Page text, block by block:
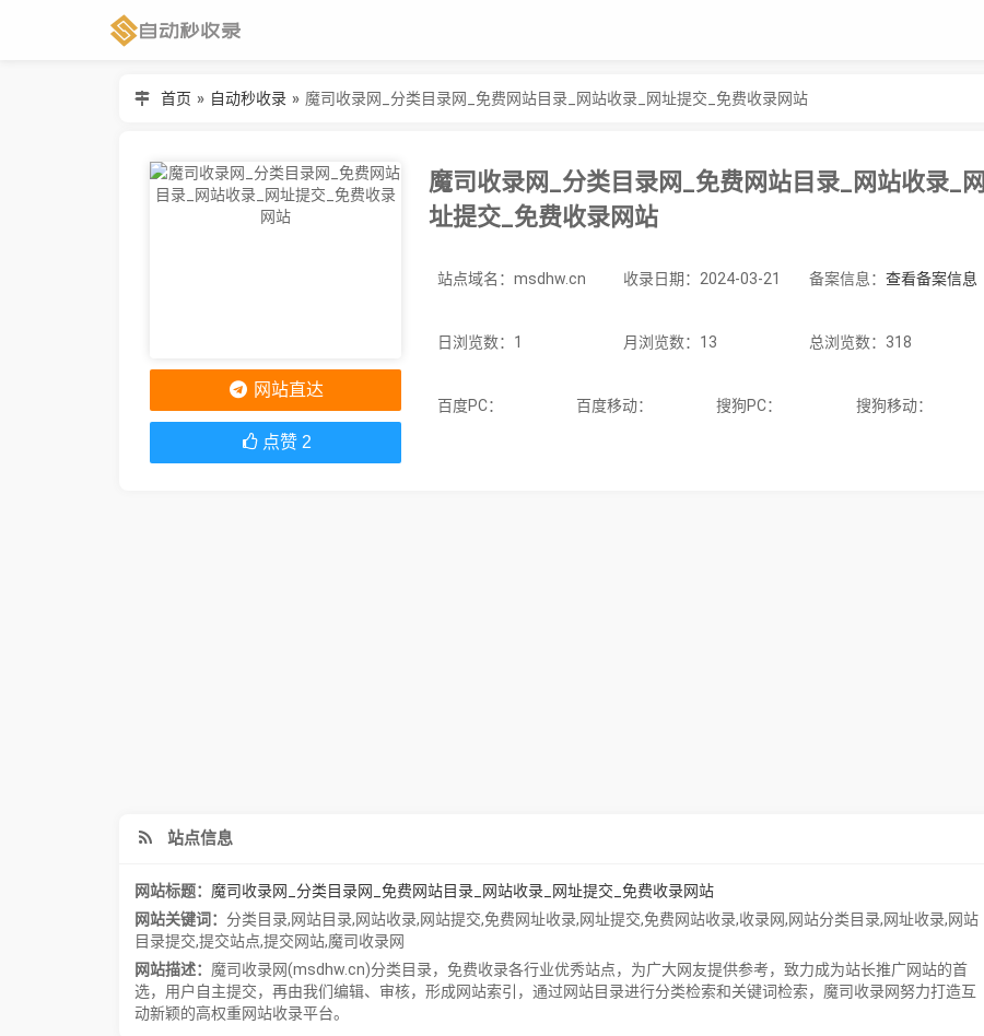
首页 » 自动秒收录 » 魔司收录网_分类目录网_免费网站目录_网站收录_网址提交_免费收录网站
魔司收录网_分类目录网_免费网站目录_网站收录_网
址提交_免费收录网站
站点域名：msdhw.cn 收录日期：2024-03-21 备案信息：查看备案信息
日浏览数：1 月浏览数：13 总浏览数：318
百度PC： 百度移动： 搜狗PC： 搜狗移动：
网站直达
点赞 2
站点信息
网站标题： 魔司收录网_分类目录网_免费网站目录_网站收录_网址提交_免费收录网站
网站关键词： 分类目录,网站目录,网站收录,网站提交,免费网址收录,网址提交,免费网站收录,收录网,网站分类目录,网址收录,网站
目录提交,提交站点,提交网站,魔司收录网
网站描述： 魔司收录网(msdhw.cn)分类目录，免费收录各行业优秀站点，为广大网友提供参考，致力成为站长推广网站的首
选，用户自主提交，再由我们编辑、审核，形成网站索引，通过网站目录进行分类检索和关键词检索，魔司收录网努力打造互
动新颖的高权重网站收录平台。